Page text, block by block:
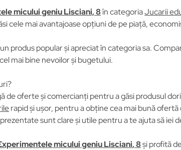
micului geniu Lisciani, 8în categoriaJucarii
cele mai avantajoase opțiuni de pe piață,
produs popular și apreciat în categoria sa.
mai bine nevoilor și bugetului.
de oferte și comercianți pentru a găsi produsul
rapid și ușor, pentru a obține cea mai bună ofertă
sunt clare și utile pentru a te ajuta să iei
micului geniu Lisciani, 8și profită